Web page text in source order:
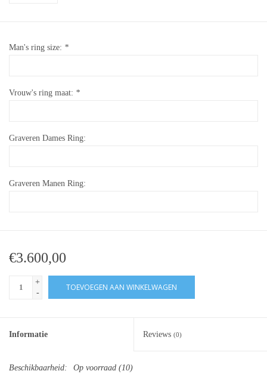
Man's ring size: *
Vrouw's ring maat: *
Graveren Dames Ring:
Graveren Manen Ring:
€3.600,00
+
-
TOEVOEGEN AAN WINKELWAGEN
Informatie Reviews (0)
Beschikbaarheid: Op voorraad (10)